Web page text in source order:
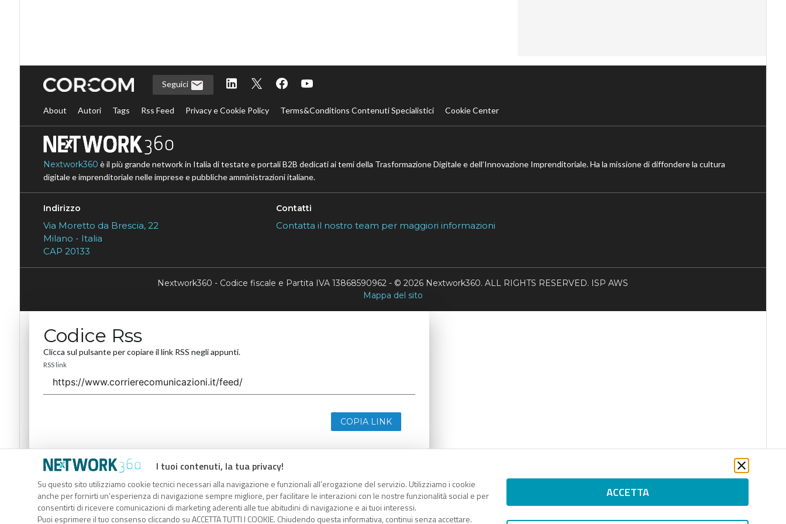
I tuoi contenuti, la tua privacy!
Su questo sito utilizziamo cookie tecnici necessari alla navigazione e funzionali all’erogazione del servizio. Utilizziamo i cookie
anche per fornirti un’esperienza di navigazione sempre migliore, per facilitare le interazioni con le nostre funzionalità social e per
consentirti di ricevere comunicazioni di marketing aderenti alle tue abitudini di navigazione e ai tuoi interessi.
Puoi esprimere il tuo consenso cliccando su ACCETTA TUTTI I COOKIE. Chiudendo questa informativa, continui senza accettare.
ACCETTA
Seguici
About Autori Tags Rss Feed Privacy e Cookie Policy Terms&Conditions Contenuti Specialistici Cookie Center
Nextwork360 è il più grande network in Italia di testate e portali B2B dedicati ai temi della Trasformazione Digitale e dell’Innovazione Imprenditoriale. Ha la missione di diffondere la cultura
digitale e imprenditoriale nelle imprese e pubbliche amministrazioni italiane.
Indirizzo
Via Moretto da Brescia, 22
Milano - Italia
CAP 20133
Contatti
Contatta il nostro team per maggiori informazioni
Nextwork360 - Codice fiscale e Partita IVA 13868590962 - © 2026 Nextwork360. ALL RIGHTS RESERVED. ISP AWS
Mappa del sito
Codice Rss
Clicca sul pulsante per copiare il link RSS negli appunti.
RSS link
COPIA LINK
Codice Rss
Clicca sul pulsante per copiare il link RSS negli appunti.
RSS link